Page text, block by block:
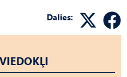
Dalies: